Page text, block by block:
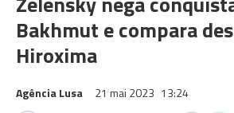
Bakhmut e compara
Hiroxima
Agência Lusa 21 mai 2023 13:24